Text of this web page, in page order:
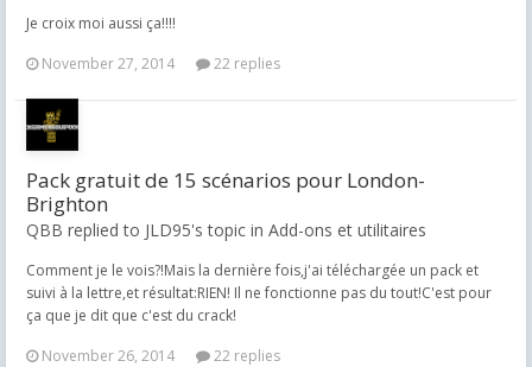
Je croix moi aussi ça!!!!
November 27, 2014
22 replies
Pack gratuit de 15 scénarios pour London-
Brighton
QBB replied to JLD95's topic in Add-ons et utilitaires
Comment je le vois?!Mais la dernière fois,j'ai téléchargée un pack et
suivi à la lettre,et résultat:RIEN! Il ne fonctionne pas du tout!C'est pour
ça que je dit que c'est du crack!
November 26, 2014
22 replies